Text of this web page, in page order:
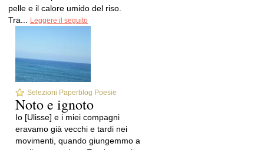
pelle e il calore umido del riso.
Tra...
Leggere il seguito
Selezioni Paperblog Poesie
Noto e ignoto
Io [Ulisse] e i miei compagni
eravamo già vecchi e tardi nei
movimenti, quando giungemmo a